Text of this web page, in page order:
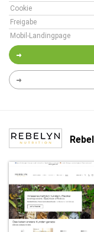
Cookie
Freigabe
Mobil-Landingpage